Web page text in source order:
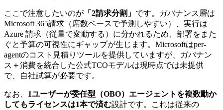
ここで注意したいのが 「2請求分割」 です。ガバナンス層は
Microsoft 365請求（席数ベースで予測しやすい）、実行は
Azure 請求（従量で変動する）に分かれるため、部署をまた
ぐと予算の可視性にギャップが生じます。Microsoftはper-
agentのコスト見積りツールを提供していますが、ガバナン
ス＋消費を統合した公式TCOモデルは現時点では未提供
で、自社試算が必要です。
なお、 1ユーザーが委任型（OBO）エージェントを複数動か
してもライセンスは1本で済む設計です。これは従来の